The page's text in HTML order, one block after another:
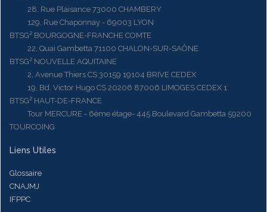
28, Rue Plaisance 73000 CHAMBERY
129, Rue Chaponnay - 69003 LYON
BTSG² BOURGOGNE-FRANCHE COMTE
22, Quai Gambetta 71100 CHALON-SUR-SAÔNE
BTSG² NOUVELLE AQUITAINE
2, Avenue Thiers CS 30159 19104 BRIVE CEDEX
19, Bd. Victor Hugo CS 20206 87006 LIMOGES CEDEX 1
BTSG² HAUT-DE-FRANCE
Tour MERCURE - 6ème étage- 445 Boulevard Gambetta 59200
TOURCOING
Liens Utiles
Glossaire
CNAJMJ
IFPPC